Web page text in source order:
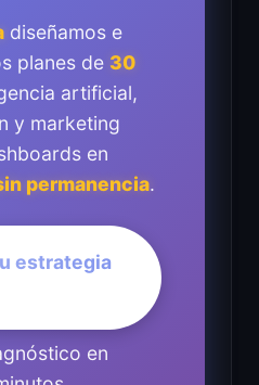
diseñamos e
planes de 30
artificial,
y marketing
en
permanencia.
estrategia
en